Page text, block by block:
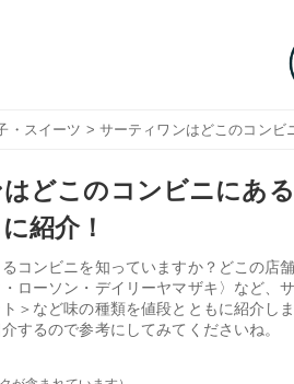
・スイーツ > サーティワンはどこのコンビ
どこのコンビニにあ
紹介！
コンビニを知っていますか？どこの店
ローソン・デイリーヤマザキ〉など、
＞など味の種類を値段とともに紹介し
するので参考にしてみてくださいね。